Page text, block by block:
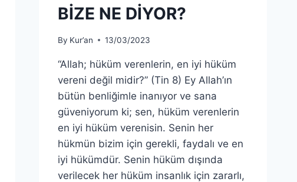
BİZE NE DİYOR?
By Kur’an 13/03/2023
“Allah; hüküm verenlerin, en iyi hüküm
vereni değil midir?” (Tin 8) Ey Allah’ın
bütün benliğimle inanıyor ve sana
güveniyorum ki; sen, hüküm verenlerin
en iyi hüküm verenisin. Senin her
hükmün bizim için gerekli, faydalı ve en
iyi hükümdür. Senin hüküm dışında
verilecek her hüküm insanlık için zararlı,